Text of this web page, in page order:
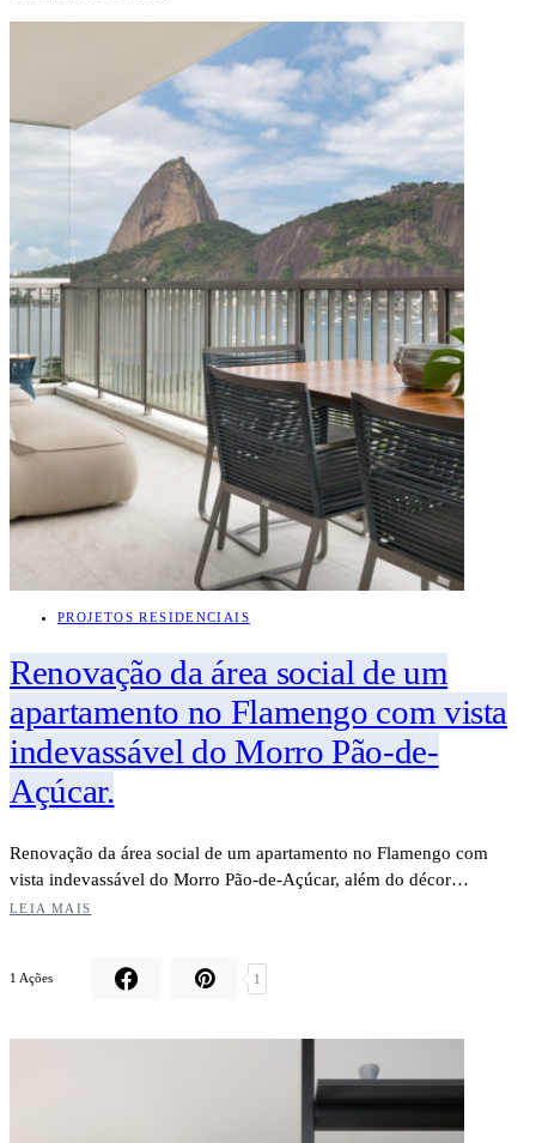
PROJETOS RESIDENCIAIS
Renovação da área social de um
apartamento no Flamengo com vista
indevassável do Morro Pão-de-
Açúcar.
Renovação da área social de um apartamento no Flamengo com
vista indevassável do Morro Pão-de-Açúcar, além do décor…
LEIA MAIS
1 Ações 1